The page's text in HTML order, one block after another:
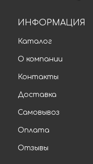
ИНФОРМАЦИЯ
Каталог
О компании
Контакты
Доставка
Самовывоз
Оплата
Отзывы